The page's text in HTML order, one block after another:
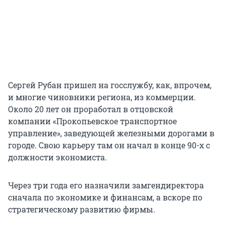
Сергей Рубан пришел на госслужбу, как, впрочем,
и многие чиновники региона, из коммерции.
Около 20 лет он проработал в отцовской
компании «Прокопьевское транспортное
управление», заведующей железными дорогами в
городе. Свою карьеру там он начал в конце 90-х с
должности экономиста.
Через три года его назначили замгендиректора
сначала по экономике и финансам, а вскоре по
стратегическому развитию фирмы.